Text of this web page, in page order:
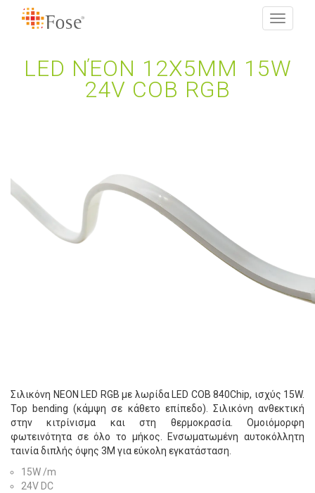
Toggle
LED ΝΈΟΝ 12X5MM 15W
24V COB RGB
Σιλικόνη NEON LED RGB με λωρίδα LED COB 840Chip, ισχύς 15W.
Top bending (κάμψη σε κάθετο επίπεδο). Σιλικόνη ανθεκτική
στην κιτρίνισμα και στη θερμοκρασία. Ομοιόμορφη
φωτεινότητα σε όλο το μήκος. Ενσωματωμένη αυτοκόλλητη
ταινία διπλής όψης 3M για εύκολη εγκατάσταση.
15W /m
24V DC